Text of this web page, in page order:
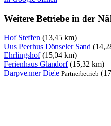
Weitere Betriebe in der
Hof Steffen (13,45 km)
Uus Peerhus Dönseler Sand
Ehrlingshof(15,04 km)
Ferienhaus Glandorf(15,32 km)
Darpvenner Diele Partnerbetrieb